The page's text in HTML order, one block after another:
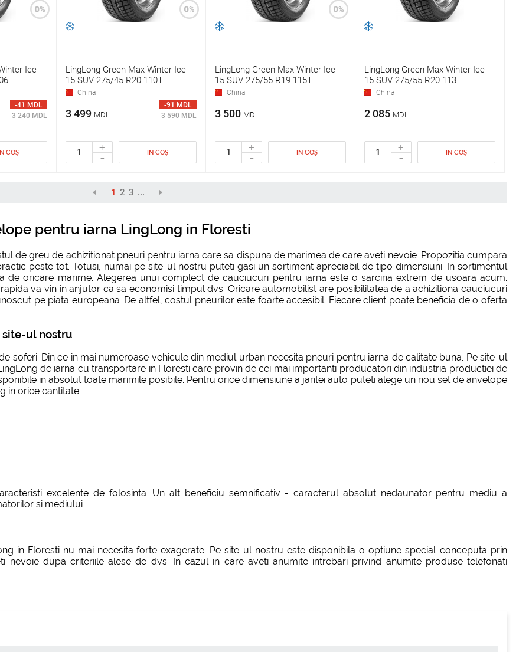
Ice-
-41 MDL
3 240 MDL
COȘ
LingLong Green-Max Winter Ice-
15 SUV 275/45 R20 110T
China
3 499 MDL
-91 MDL
3 590 MDL
+
- IN COȘ
LingLong Green-Max Winter Ice-
15 SUV 275/55 R19 115T
China
3 500 MDL
+
- IN COȘ
LingLong Green-Max Winter Ice-
15 SUV 275/55 R20 113T
China
2 085 MDL
+
- IN COȘ
1 2 3 ...
pentru iarna LingLong in Floresti
de greu de achizitionat pneuri pentru iarna care sa dispuna de marimea de care aveti nevoie. Propozitia cumpara
peste tot. Totusi, numai pe site-ul nostru puteti gasi un sortiment apreciabil de tipo dimensiuni. In sortimentul
de oricare marime. Alegerea unui complect de cauciucuri pentru iarna este o sarcina extrem de usoara acum.
va vin in anjutor ca sa economisi timpul dvs. Oricare automobilist are posibilitatea de a achizitiona cauciucuri
pe piata europeana. De altfel, costul pneurilor este foarte accesibil. Fiecare client poate beneficia de o oferta
ul nostru
soferi. Din ce in mai numeroase vehicule din mediul urban necesita pneuri pentru iarna de calitate buna. Pe site-ul
de iarna cu transportare in Floresti care provin de cei mai importanti producatori din industria productiei de
in absolut toate marimile posibile. Pentru orice dimensiune a jantei auto puteti alege un nou set de anvelope
in orice cantitate.
excelente de folosinta. Un alt beneficiu semnificativ - caracterul absolut nedaunator pentru mediu a
si mediului.
in Floresti nu mai necesita forte exagerate. Pe site-ul nostru este disponibila o optiune special-conceputa prin
nevoie dupa criteriile alese de dvs. In cazul in care aveti anumite intrebari privind anumite produse telefonati